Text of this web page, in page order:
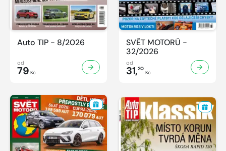
Auto TIP - 8/2026
od
79 Kč
SVĚT MOTORŮ -
32/2026
od
31,20
Kč